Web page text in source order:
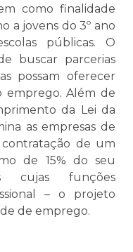
como finalidade
a jovens do 3º ano
públicas. O
buscar parcerias
possam oferecer
emprego. Além de
da Lei da
as empresas de
de um
de 15% do seu
cujas funções
– o projeto
de emprego.